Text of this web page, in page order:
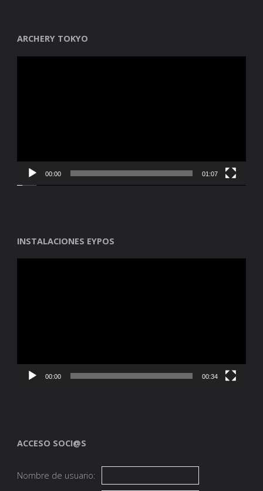
ARCHERY TOKYO
00:00 01:07
INSTALACIONES EYPOS
00:00 00:34
ACCESO SOCI@S
Nombre de usuario: